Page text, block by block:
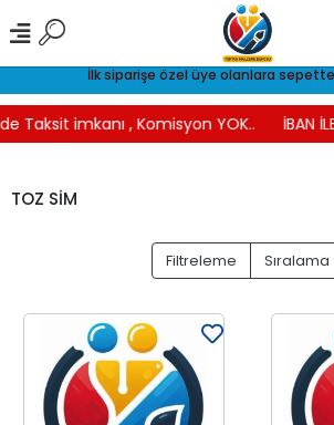
İlk siparişe özel üye olanlara
imkanı , Komisyon YOK.. İBAN
TOZ SİM
Filtreleme Sıralama